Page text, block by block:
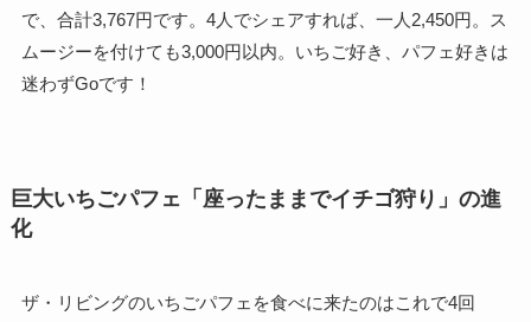
で、合計3,767円です。4人でシェアすれば、一人2,450円。ス
ムージーを付けても3,000円以内。いちご好き、パフェ好きは
迷わずGoです！
巨大いちごパフェ「座ったままでイチゴ狩り」の進
化
ザ・リビングのいちごパフェを食べに来たのはこれで4回